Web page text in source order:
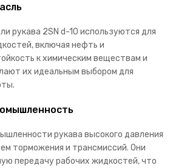
рукава 2SN d-10 используются для
включая нефть и
к химическим веществам и
их идеальным выбором для
рукава высокого давления
торможения и трансмиссий. Они
передачу рабочих жидкостей, что